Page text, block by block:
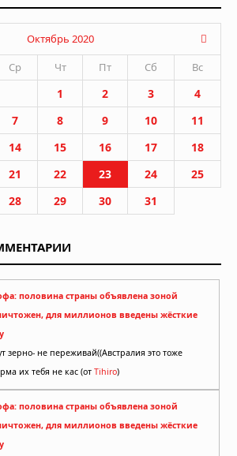
Октябрь 2020
Ср Чт Пт Сб Вс
1 2 3
4
7 8 9 10
11
14 15 16 17
18
21 22 23 24
25
28 29 30 31
половина страны объявлена зоной
для миллионов введены жёсткие
зерно- не переживай((Австралия это тоже
их тебя не кас (от Tihiro)
половина страны объявлена зоной
для миллионов введены жёсткие